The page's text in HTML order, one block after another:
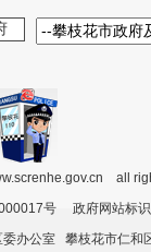
all
号 政府网站
委办公室 攀枝花市仁